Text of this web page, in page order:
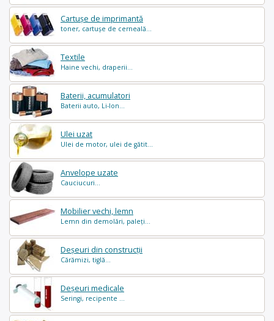
Cartușe de imprimantă
toner, cartușe de cerneală...
Textile
Haine vechi, draperii...
Baterii, acumulatori
Baterii auto, Li-Ion...
Ulei uzat
Ulei de motor, ulei de gătit...
Anvelope uzate
Cauciucuri...
Mobilier vechi, lemn
Lemn din demolări, paleți...
Deșeuri din construcții
Cărămizi, tiglă...
Deșeuri medicale
Seringi, recipente ...